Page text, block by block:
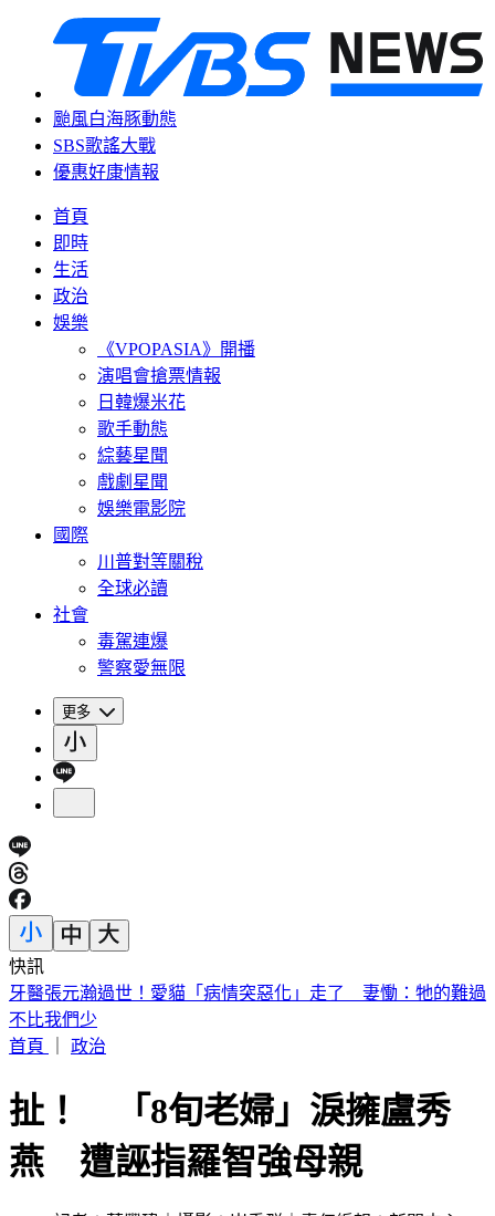
颱風白海豚動態
SBS歌謠大戰
優惠好康情報
首頁
即時
生活
政治
娛樂
《VPOPASIA》開播
演唱會搶票情報
日韓爆米花
歌手動態
綜藝星聞
戲劇星聞
娛樂電影院
國際
川普對等關稅
全球必讀
社會
毒駕連爆
警察愛無限
更多
快訊
宜蘭飲料店「門被強風掀開」！店員才剛湊近 玻璃秒炸碎畫
面曝
首頁
政治
扯！ 「8旬老婦」淚擁盧秀
燕 遭誣指羅智強母親